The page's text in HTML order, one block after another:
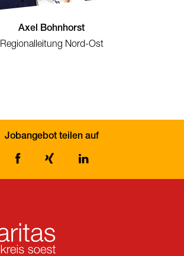
Axel Bohnhorst
Regionalleitung Nord-Ost
Jobangebot teilen auf